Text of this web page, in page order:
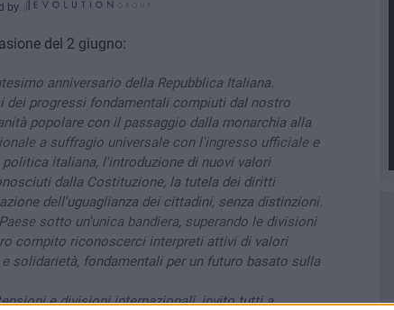
by
del 2 giugno:
anniversario della Repubblica Italiana.
dei progressi fondamentali compiuti dal nostro
popolare con il passaggio dalla monarchia alla
a suffragio universale con l'ingresso ufficiale e
italiana, l'introduzione di nuovi valori
dalla Costituzione, la tutela dei diritti
dell'uguaglianza dei cittadini, senza distinzioni.
sotto un'unica bandiera, superando le divisioni
compito riconoscerci interpreti attivi di valori
solidarietà, fondamentali per un futuro basato sulla
e divisioni internazionali, invito tutti a